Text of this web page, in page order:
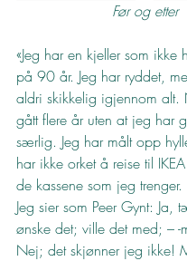
Før og etter
«Jeg har en kjeller som ikke
på 90 år. Jeg har ryddet,
aldri skikkelig igjennom alt.
gått flere år uten at jeg har
særlig. Jeg har målt opp
har ikke orket å reise til
de kassene som jeg trenger.
Jeg sier som Peer Gynt: Ja,
ønske det; ville det med; – -
Nej; det skjønner jeg ikke!